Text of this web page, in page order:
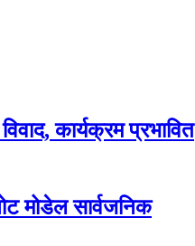
कार्यक्रम प्रभावित
मोडेल सार्वजनिक